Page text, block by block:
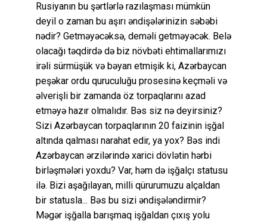
Rusiyanın bu şərtlərlə razılaşması mümkün
deyil o zaman bu aşırı əndişələrinizin səbəbi
nədir? Getməyəcəksə, deməli getməyəcək. Belə
olacağı təqdirdə də biz növbəti ehtimallarımızı
irəli sürmüşük və bəyan etmişik ki, Azərbaycan
peşəkar ordu quruculuğu prosesinə keçməli və
əlverişli bir zamanda öz torpaqlarını azad
etməyə hazır olmalıdır. Bəs siz nə deyirsiniz?
Sizi Azərbaycan torpaqlarının 20 faizinin işğal
altında qalması narahat edir, ya yox? Bəs indi
Azərbaycan ərzilərində xarici dövlətin hərbi
birləşmələri yoxdu? Var, həm də işğalçı statusu
ilə. Bizi aşağılayan, milli qürurumuzu alçaldan
bir statusla... Bəs bu sizi əndişələndirmir?
Məgər işğalla barışmaq işğaldan çıxış yolu